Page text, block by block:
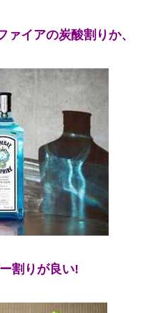
ァイアの炭酸割りか、
割りが良い!